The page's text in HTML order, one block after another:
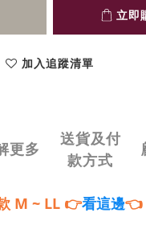
立即
加入追蹤清單
更多
送貨及付
款方式
M ~ LL 👉看這邊👈